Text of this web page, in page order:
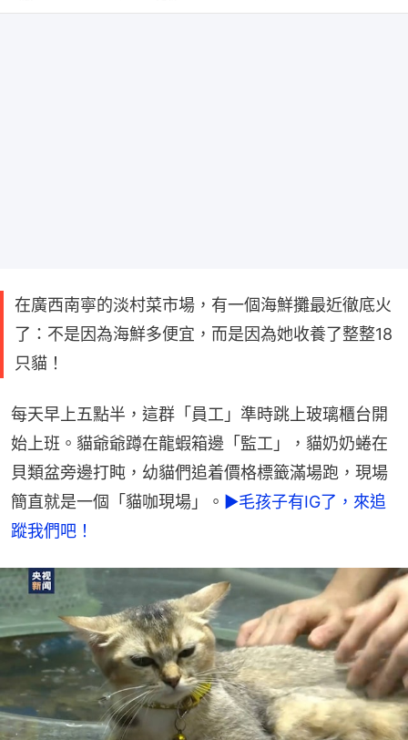
在廣西南寧的淡村菜市場，有一個海鮮攤最近徹底火
了：不是因為海鮮多便宜，而是因為她收養了整整18
只貓！
每天早上五點半，這群「員工」準時跳上玻璃櫃台開
始上班。貓爺爺蹲在龍蝦箱邊「監工」，貓奶奶蜷在
貝類盆旁邊打盹，幼貓們追着價格標籤滿場跑，現場
簡直就是一個「貓咖現場」。 ►毛孩子有IG了，來追
蹤我們吧！